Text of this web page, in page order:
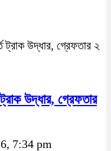
ট্রাক উদ্ধার, গ্রেফতার ২
উদ্ধার, গ্রেফতার
7:34 pm